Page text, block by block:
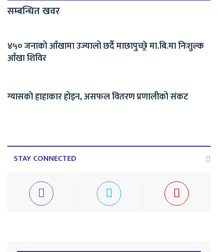
सम्बन्धित खवर
४५० जनाको आँखामा उज्यालो छर्दै माछापुच्छ्रे मा.बि.मा निःशुल्क
आँखा शिविर
ग्यासको हाहाकार होइन, असफल वितरण प्रणालीको संकट
STAY CONNECTED